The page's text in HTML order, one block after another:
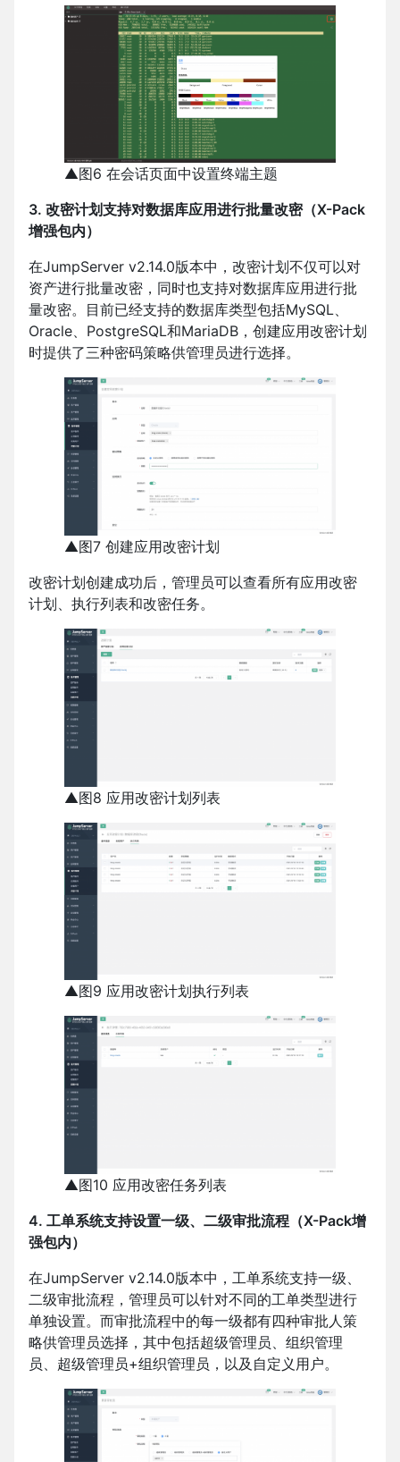
▲图6 在会话页面中设置终端主题
3. 改密计划支持对数据库应用进行批量改密（X-Pack
增强包内）
在JumpServer v2.14.0版本中，改密计划不仅可以对
资产进行批量改密，同时也支持对数据库应用进行批
量改密。目前已经支持的数据库类型包括MySQL、
Oracle、PostgreSQL和MariaDB，创建应用改密计划
时提供了三种密码策略供管理员进行选择。
▲图7 创建应用改密计划
改密计划创建成功后，管理员可以查看所有应用改密
计划、执行列表和改密任务。
▲图8 应用改密计划列表
▲图9 应用改密计划执行列表
▲图10 应用改密任务列表
4. 工单系统支持设置一级、二级审批流程（X-Pack增
强包内）
在JumpServer v2.14.0版本中，工单系统支持一级、
二级审批流程，管理员可以针对不同的工单类型进行
单独设置。而审批流程中的每一级都有四种审批人策
略供管理员选择，其中包括超级管理员、组织管理
员、超级管理员+组织管理员，以及自定义用户。